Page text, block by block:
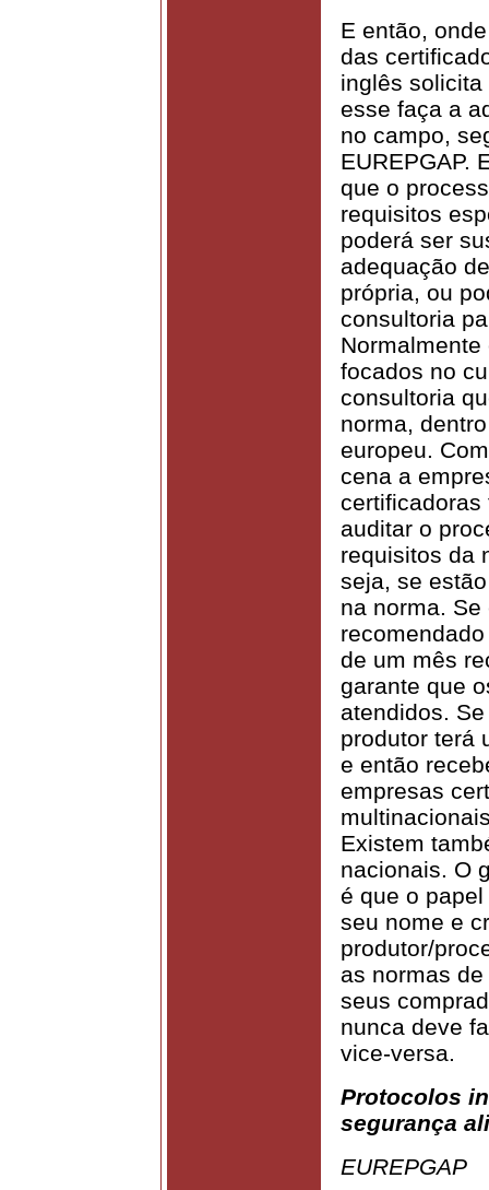
E então,
das
inglês
esse faça a
no campo,
EUREPGAP.
que o
requisitos
poderá ser
adequação
própria, ou
consultoria
focados no
consultoria
norma,
europeu.
cena a
certificadoras
auditar o
requisitos da
seja, se
na norma.
de um mês
garante que
atendidos.
produtor terá
e então
empresas
Existem
nacionais. O
é que o
seu nome e
produtor/
as normas
seus
nunca deve
vice-versa.
Protocolos
segurança
EUREPGAP